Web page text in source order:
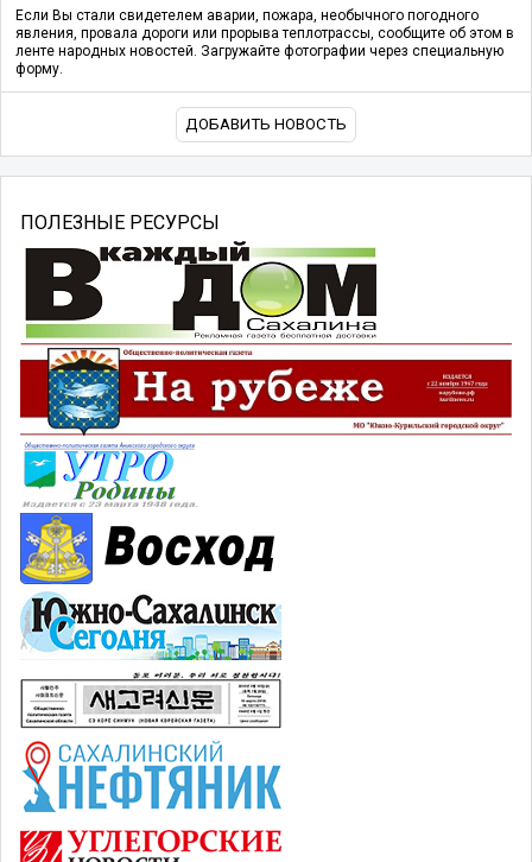
Если Вы стали свидетелем аварии, пожара, необычного погодного
явления, провала дороги или прорыва теплотрассы, сообщите об этом в
ленте народных новостей. Загружайте фотографии через специальную
форму.
ДОБАВИТЬ НОВОСТЬ
ПОЛЕЗНЫЕ РЕСУРСЫ